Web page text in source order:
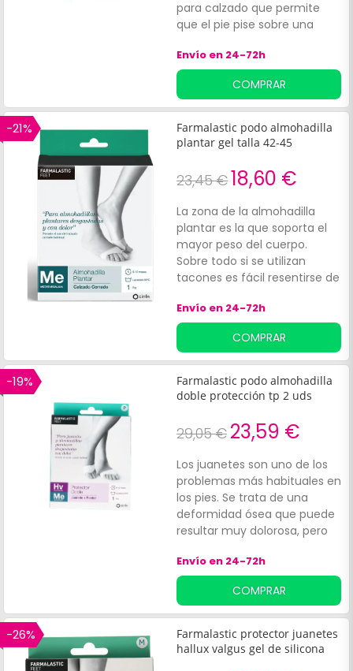
adapta con facilidad al pie.
para calzado que permite
que el pie pise sobre una
ayuda a distribuir el peso del
cuerpo y a que el impacto
sobre los huesos sea mucho
menor. Asimismo, esta
almohadilla plantar es
elástica y se adapta con
almohadilla plantar es la que
soporta el mayor peso del
cuerpo, por este motivo si se
utiliza calzado incómodo
como los zapatos de tacón
es fácil sentir molestias.
Afortunadamente, los
las almohadillas plantares de
gel ayudan a que el dolor se
Envío en 24-72h
COMPRAR
-21%
Farmalastic podo almohadilla
plantar gel talla 42-45
23,45 €18,60 €
La zona de la almohadilla
plantar es la que soporta el
mayor peso del cuerpo.
Sobre todo si se utilizan
tacones es fácil resentirse de
existen accesorios de
ortopedia que ayudan a que
el dolor se reduzca. Esta
almohadilla plantar de gel
talla 42-45 de Farmalastic
ayuda a que el pie pise sobre
ayuda a distribuir el peso del
cuerpo y a que el impacto
sobre los huesos sea mucho
menor. La almohadilla plantar
de gel talla 42-45 es elástica
y se adapta con facilidad al
pie.¡Cuida tus pies!
Envío en 24-72h
COMPRAR
-19%
Farmalastic podo almohadilla
doble protección tp 2 uds
29,05 € 23,59 €
Los juanetes son uno de los
problemas más habituales en
los pies. Se trata de una
deformidad ósea que puede
resultar muy dolorosa, pero
accesorios de ortopedia que
ayudan a mitigar los
síntomas. Esta almohadilla
plantar y de juanetes talla P
de Farmalastic ayuda no sólo
a que el pie tenga una mejor
Envío en 24-72h
COMPRAR
-26%
Farmalastic protector juanetes
hallux valgus gel de silicona